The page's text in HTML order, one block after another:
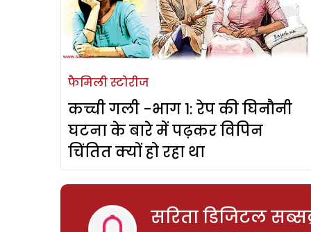
फैमिली स्टोरीज
कच्ची गली -भाग 1: रेप की घिनौनी
घटना के बारे में पढ़कर विपिन
चिंतित क्यों हो रहा था
सरिता डिजिटल